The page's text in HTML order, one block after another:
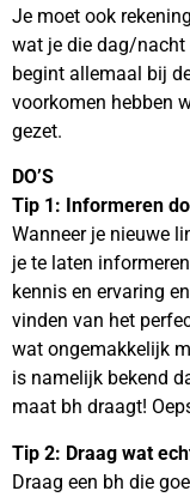
Je moet ook
wat je die dag/nacht
begint allemaal bij
voorkomen hebben
gezet.
DO’S
Tip 1: Informeren
Wanneer je nieuwe
je te laten
kennis en ervaring
vinden van het
wat ongemakkelijk
is namelijk bekend
maat bh draagt!
Tip 2: Draag wat
Draag een bh die